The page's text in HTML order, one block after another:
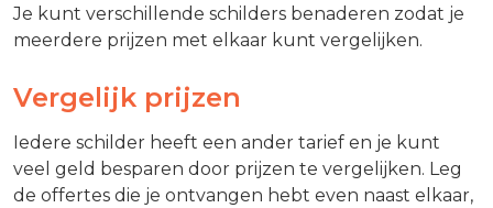
Je kunt verschillende schilders benaderen zodat je
meerdere prijzen met elkaar kunt vergelijken.
Vergelijk prijzen
Iedere schilder heeft een ander tarief en je kunt
veel geld besparen door prijzen te vergelijken. Leg
de offertes die je ontvangen hebt even naast elkaar,